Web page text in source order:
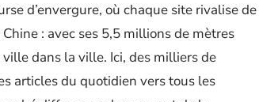
d’envergure, où chaque site rivalise de
Chine : avec ses 5,5 millions de mètres
dans la ville. Ici, des milliers de
articles du quotidien vers tous les